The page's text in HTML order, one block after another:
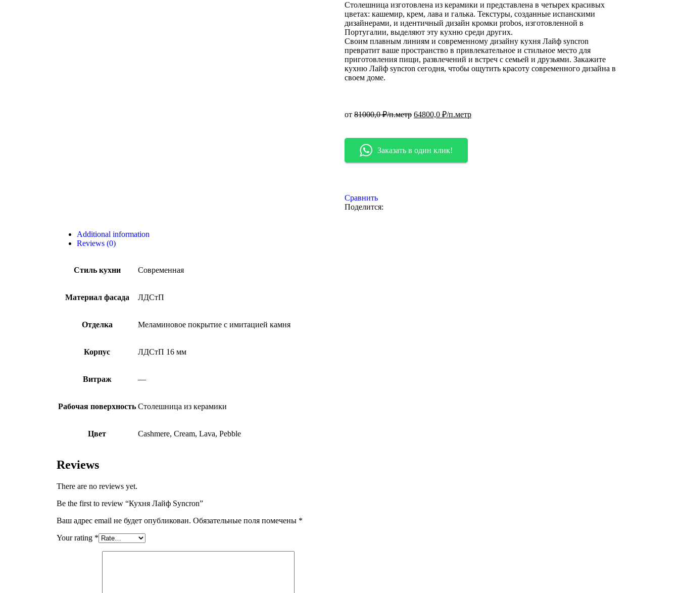
Столешница изготовлена из керамики и представлена в четырех красивых
цветах: кашемир, крем, лава и галька. Текстуры, созданные испанскими
дизайнерами, и идентичный дизайн кромки probos, изготовленной в
Португалии, выделяют эту кухню среди других.
Своим плавным линиям и современному дизайну кухня Лайф syncron
превратит ваше пространство в привлекательное и стильное место для
приготовления пищи, развлечений и встреч с семьей и друзьями. Закажите
кухню Лайф syncron сегодня, чтобы ощутить красоту современного дизайна в
своем доме.
от 81000,0₽/п.метр 64800,0 ₽/п.метр
Заказать в один клик!
Сравнить
Поделится:
Additional information
Reviews (0)
Стиль кухни Современная
Материал фасада ЛДСтП
Отделка Меламиновое покрытие с имитацией камня
Корпус ЛДСтП 16 мм
Витраж —
Рабочая поверхность Столешница из керамики
Цвет Cashmere, Cream, Lava, Pebble
Reviews
There are no reviews yet.
Be the first to review “Кухня Лайф Syncron”
Ваш адрес email не будет опубликован. Обязательные поля помечены *
Your rating *